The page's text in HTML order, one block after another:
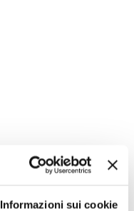
Informazioni sui cookie